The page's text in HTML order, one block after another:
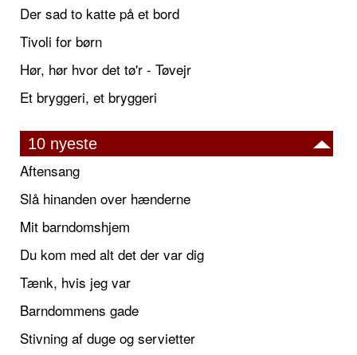
Der sad to katte på et bord
Tivoli for børn
Hør, hør hvor det tø'r - Tøvejr
Et bryggeri, et bryggeri
10 nyeste
Aftensang
Slå hinanden over hænderne
Mit barndomshjem
Du kom med alt det der var dig
Tænk, hvis jeg var
Barndommens gade
Stivning af duge og servietter